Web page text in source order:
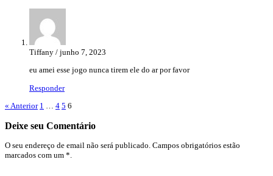
Tiffany / junho 7, 2023
eu amei esse jogo nunca tirem ele do ar por favor
Responder
« Anterior 1 4 5 6
Deixe seu Comentário
O seu endereço de email não será publicado. Campos obrigatórios estão
marcados com um *.